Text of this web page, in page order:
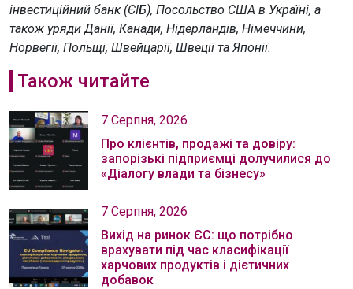
інвестиційний банк (ЄІБ), Посольство США в Україні, а
також уряди Данії, Канади, Нідерландів, Німеччини,
Норвегії, Польщі, Швейцарії, Швеції та Японії.
Також читайте
7 Серпня, 2026
Про клієнтів, продажі та довіру:
запорізькі підприємці долучилися до
«Діалогу влади та бізнесу»
7 Серпня, 2026
Вихід на ринок ЄС: що потрібно
врахувати під час класифікації
харчових продуктів і дієтичних
добавок